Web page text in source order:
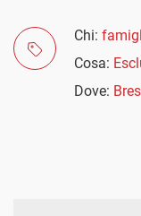
Chi:
Cosa:
Dove: